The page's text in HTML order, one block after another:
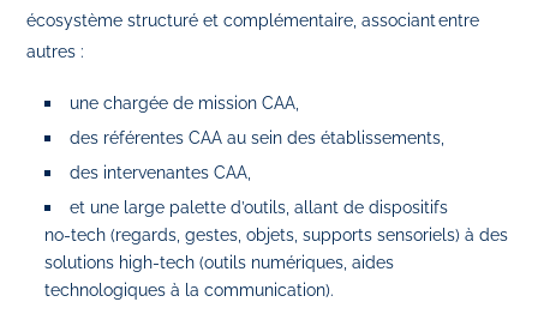
écosystème structuré et complémentaire, associant entre
autres :
une chargée de mission CAA,
des référentes CAA au sein des établissements,
des intervenantes CAA,
et une large palette d’outils, allant de dispositifs
no‑tech (regards, gestes, objets, supports sensoriels) à des
solutions high‑tech (outils numériques, aides
technologiques à la communication).